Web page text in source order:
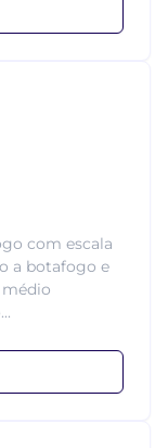
com escala
a botafogo e
médio